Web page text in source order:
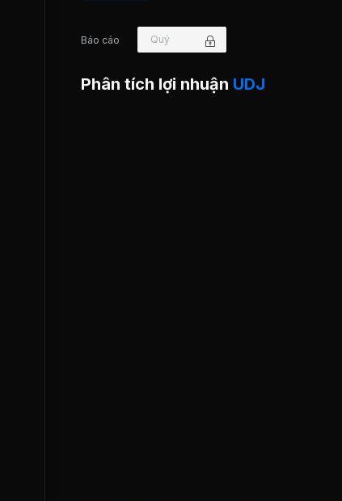
Báo cáo Quý
Phân tích lợi nhuận UDJ